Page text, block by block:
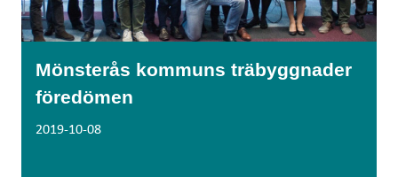
Mönsterås kommuns träbyggnader
föredömen
2019-10-08